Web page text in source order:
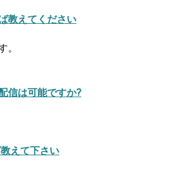
教えてください
。
信は可能ですか?
えて下さい